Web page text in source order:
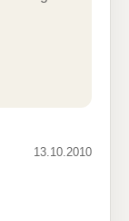
13.10.2010